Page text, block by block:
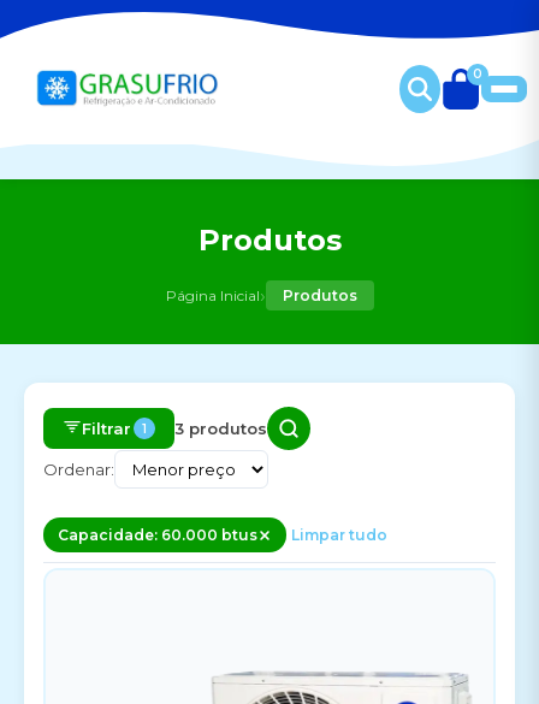
0
Produtos
Página Inicial› Produtos
Filtrar 1 3 produtos
Ordenar:
Capacidade: 60.000 btus Limpar tudo